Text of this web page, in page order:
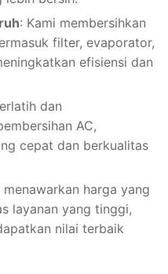
: Kami membersihkan
filter, evaporator,
efisiensi dan
dan
AC,
cepat dan berkualitas
menawarkan harga yang
layanan yang tinggi,
nilai terbaik